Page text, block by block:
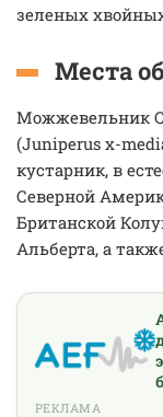
зеленых
Места
Можжевельник
(Juniperus x-
кустарник, в
Северной
Британской
Альберта, а
РЕКЛАМА